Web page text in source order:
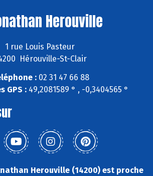
Herouville
1 rue Louis Pasteur
Hérouville-St-Clair
: 02 31 47 66 88
GPS :49,2081589 ° , -0,3404565 °
Herouville (14200) est proche